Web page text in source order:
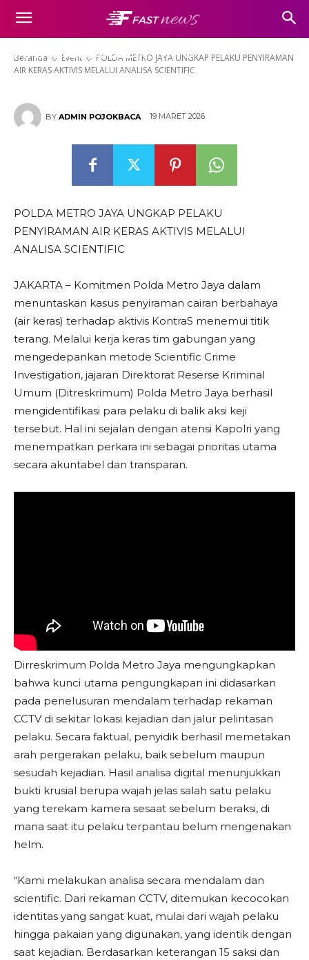
Beranda Event
POLDA METRO JAYA UNGKAP PELAKU PENYIRAMAN
AIR KERAS AKTIVIS MELALUI ANALISA SCIENTIFIC
PELAKU PENYIRAMAN AIR
KERAS AKTIVIS MELALUI
ANALISA SCIENTIFIC
BY ADMIN POJOKBACA 19 MARET 2026
POLDA METRO JAYA UNGKAP PELAKU
PENYIRAMAN AIR KERAS AKTIVIS MELALUI
ANALISA SCIENTIFIC
JAKARTA – Komitmen Polda Metro Jaya dalam
menuntaskan kasus penyiraman cairan berbahaya
(air keras) terhadap aktivis KontraS menemui titik
terang. Melalui kerja keras tim gabungan yang
mengedepankan metode Scientific Crime
Investigation, jajaran Direktorat Reserse Kriminal
Umum (Ditreskrimum) Polda Metro Jaya berhasil
mengidentifikasi para pelaku di balik aksi keji
tersebut. Hal ini sejalan dengan atensi Kapolri yang
menempatkan perkara ini sebagai prioritas utama
secara akuntabel dan transparan.
Dirreskrimum Polda Metro Jaya mengungkapkan
bahwa kunci utama pengungkapan ini didasarkan
pada penelusuran mendalam terhadap rekaman
CCTV di sekitar lokasi kejadian dan jalur pelintasan
pelaku. Secara faktual, penyidik berhasil memetakan
arah pergerakan pelaku, baik sebelum maupun
sesudah kejadian. Hasil analisa digital menunjukkan
bukti krusial berupa wajah jelas salah satu pelaku
yang terekam kamera sesaat sebelum beraksi, di
mana saat itu pelaku terpantau belum mengenakan
helm.
“Kami melakukan analisa secara mendalam dan
scientific. Dari rekaman CCTV, ditemukan kecocokan
identitas yang sangat kuat, mulai dari wajah pelaku
hingga pakaian yang digunakan, yang identik dengan
saat kejadian. Berdasarkan keterangan 15 saksi dan